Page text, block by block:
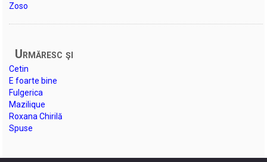
Zoso
Urmăresc şi
Cetin
E foarte bine
Fulgerica
Mazilique
Roxana Chirilă
Spuse